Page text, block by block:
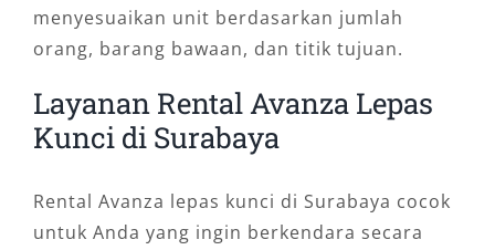
menyesuaikan unit berdasarkan jumlah
orang, barang bawaan, dan titik tujuan.
Layanan Rental Avanza Lepas
Kunci di Surabaya
Rental Avanza lepas kunci di Surabaya cocok
untuk Anda yang ingin berkendara secara